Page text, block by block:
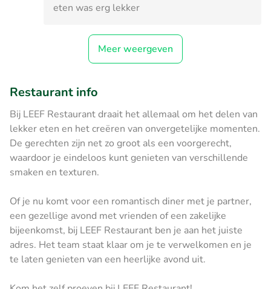
eten was erg lekker
Meer weergeven
Restaurant info
Bij LEEF Restaurant draait het allemaal om het delen van
lekker eten en het creëren van onvergetelijke momenten.
De gerechten zijn net zo groot als een voorgerecht,
waardoor je eindeloos kunt genieten van verschillende
smaken en texturen.
Of je nu komt voor een romantisch diner met je partner,
een gezellige avond met vrienden of een zakelijke
bijeenkomst, bij LEEF Restaurant ben je aan het juiste
adres. Het team staat klaar om je te verwelkomen en je
te laten genieten van een heerlijke avond uit.